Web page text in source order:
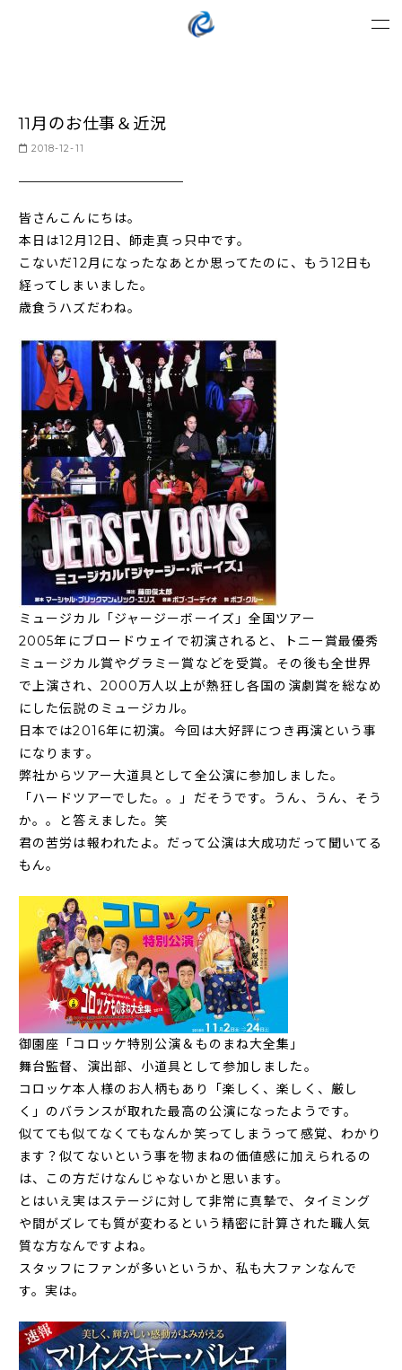
11月のお仕事＆近況
2018-12-11
皆さんこんにちは。
本日は12月12日、師走真っ只中です。
こないだ12月になったなあとか思ってたのに、もう12日も
経ってしまいました。
歳食うハズだわね。
ミュージカル「ジャージーボーイズ」全国ツアー
2005年にブロードウェイで初演されると、トニー賞最優秀
ミュージカル賞やグラミー賞などを受賞。その後も全世界
で上演され、2000万人以上が熱狂し各国の演劇賞を総なめ
にした伝説のミュージカル。
日本では2016年に初演。今回は大好評につき再演という事
になります。
弊社からツアー大道具として全公演に参加しました。
「ハードツアーでした。。」だそうです。うん、うん、そう
か。。と答えました。笑
君の苦労は報われたよ。だって公演は大成功だって聞いてる
もん。
御園座「コロッケ特別公演＆ものまね大全集」
舞台監督、演出部、小道具として参加しました。
コロッケ本人様のお人柄もあり「楽しく、楽しく、厳し
く」のバランスが取れた最高の公演になったようです。
似てても似てなくてもなんか笑ってしまうって感覚、わかり
ます？似てないという事を物まねの価値感に加えられるの
は、この方だけなんじゃないかと思います。
とはいえ実はステージに対して非常に真摯で、タイミング
や間がズレても質が変わるという精密に計算された職人気
質な方なんですよね。
スタッフにファンが多いというか、私も大ファンなんで
す。実は。